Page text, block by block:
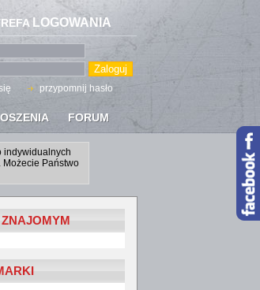
FORUM
LOGOWANIA
przypomnij hasło
indywidualnych
Możecie Państwo
ZNAJOMYM